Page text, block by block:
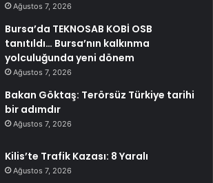
Ağustos 7, 2026
Bursa’da TEKNOSAB KOBİ OSB
tanıtıldı… Bursa’nın kalkınma
yolculuğunda yeni dönem
Ağustos 7, 2026
Bakan Göktaş: Terörsüz Türkiye tarihi
bir adımdır
Ağustos 7, 2026
Kilis’te Trafik Kazası: 8 Yaralı
Ağustos 7, 2026